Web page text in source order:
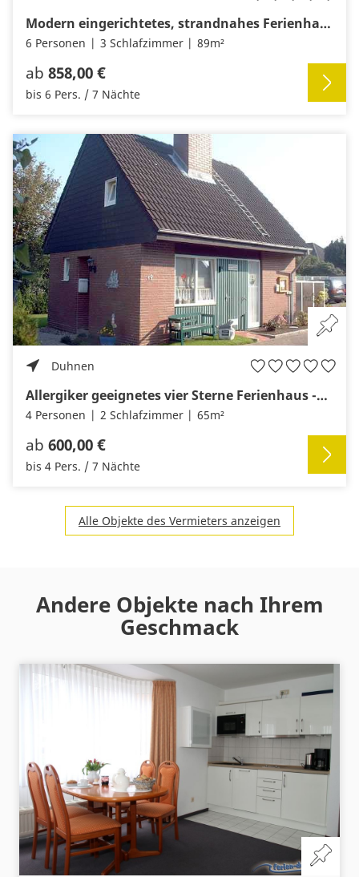
Modern eingerichtetes, strandnahes Ferienhaus “Carla” für 6 Personen
6 Personen 3 Schlafzimmer 89m²
ab 858,00 €
bis 6 Pers. / 7 Nächte
Duhnen
Allergiker geeignetes vier Sterne Ferienhaus -Friesenrose-
4 Personen 2 Schlafzimmer 65m²
ab 600,00 €
bis 4 Pers. / 7 Nächte
Alle Objekte des Vermieters anzeigen
Andere Objekte nach Ihrem
Geschmack